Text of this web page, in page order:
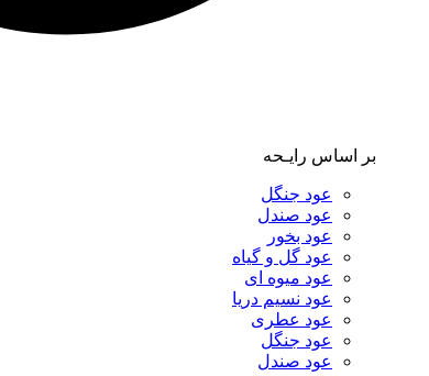
بر اساس رایـحه
عود جنگل
عود صندل
عود بخور
عود گل و گیاه
عود میوه ای
عود نسیم دریا
عود عطری
عود جنگل
عود صندل